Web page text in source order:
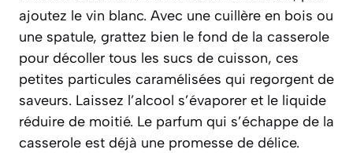
ajoutez le vin blanc. Avec une cuillère en bois ou
une spatule, grattez bien le fond de la casserole
pour décoller tous les sucs de cuisson, ces
petites particules caramélisées qui regorgent de
saveurs. Laissez l’alcool s’évaporer et le liquide
réduire de moitié. Le parfum qui s’échappe de la
casserole est déjà une promesse de délice.